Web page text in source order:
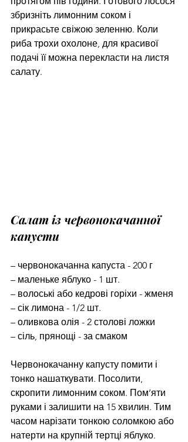
збризніть лимонним соком і
прикрасьте свіжою зеленню. Коли
риба трохи охолоне, для красивої
подачі її можна перекласти на листя
салату.
Салат із червонокачанної
капусти
– червонокачанна капуста - 200 г
– маленьке яблуко - 1 шт.
– волоські або кедрові горіхи - жменя
– сік лимона - 1/2 шт.
– оливкова олія - 2 столові ложки
– сіль, прянощі - за смаком
Червонокачанну капусту помити і
тонко нашаткувати. Посолити,
скропити лимонним соком. Пом’яти
руками і залишити на 15 хвилин. Тим
часом нарізати тонкою соломкою або
натерти на крупній тертці яблуко.